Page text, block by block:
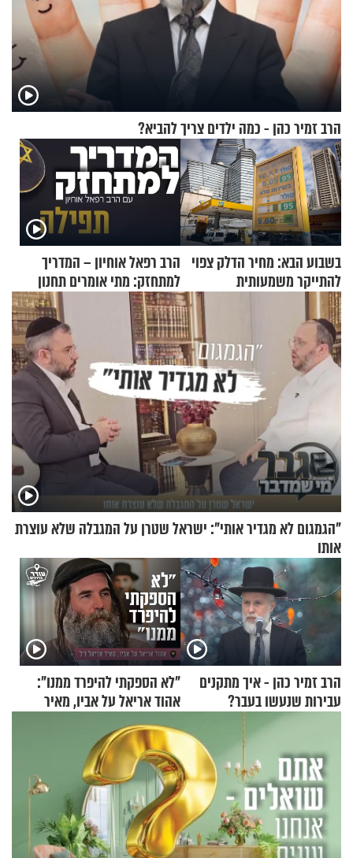
הרב זמיר כהן - כמה ילדים צריך להביא?
בשבוע הבא: מחיר הדלק צפוי
להתייקר משמעותית
הרב רפאל אוחיון – המדריך
למתחזק: מתי אומרים תחנון
ואיך עולים לתורה?
"הגמגום לא מגדיר אותי": ישראל שטרן על המגבלה שלא עוצרת
אותו
הרב זמיר כהן - איך מתקנים
עבירות שנעשו בעבר?
"לא הספקתי להיפרד ממנו":
אהוד אריאל על אביו, מאיר
אריאל ז"ל